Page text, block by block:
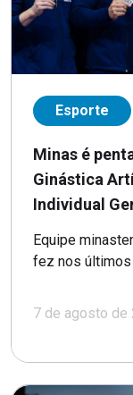
Esporte
Minas é
Ginástica
Individual
Equipe
fez nos
7 de agosto de